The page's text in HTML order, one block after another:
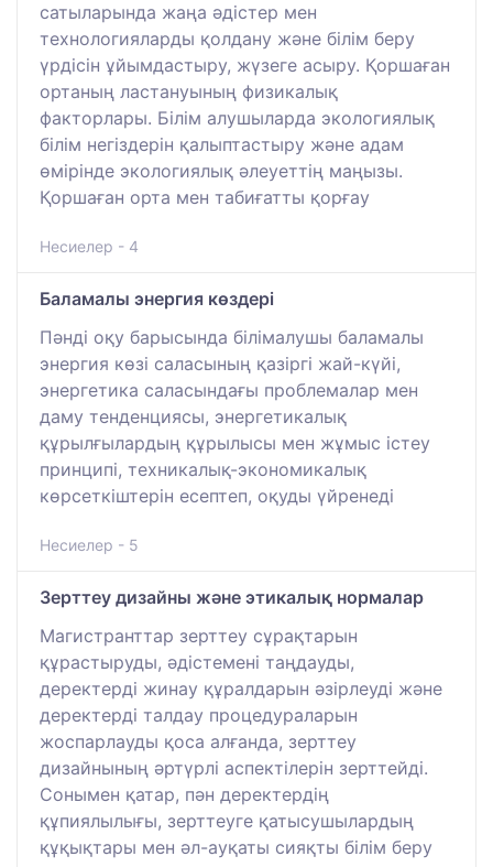
сатыларында жаңа әдістер мен
технологияларды қолдану және білім беру
үрдісін ұйымдастыру, жүзеге асыру. Қоршаған
ортаның ластануының физикалық
факторлары. Білім алушыларда экологиялық
білім негіздерін қалыптастыру және адам
өмірінде экологиялық әлеуеттің маңызы.
Қоршаған орта мен табиғатты қорғау
Несиелер - 4
Баламалы энергия көздері
Пәнді оқу барысында білімалушы баламалы
энергия көзі саласының қазіргі жай-күйі,
энергетика саласындағы проблемалар мен
даму тенденциясы, энергетикалық
құрылғылардың құрылысы мен жұмыс істеу
принципі, техникалық-экономикалық
көрсеткіштерін есептеп, оқуды үйренеді
Несиелер - 5
Зерттеу дизайны және этикалық нормалар
Магистранттар зерттеу сұрақтарын
құрастыруды, әдістемені таңдауды,
деректерді жинау құралдарын әзірлеуді және
деректерді талдау процедураларын
жоспарлауды қоса алғанда, зерттеу
дизайнының әртүрлі аспектілерін зерттейді.
Сонымен қатар, пән деректердің
құпиялылығы, зерттеуге қатысушылардың
құқықтары мен әл-ауқаты сияқты білім беру